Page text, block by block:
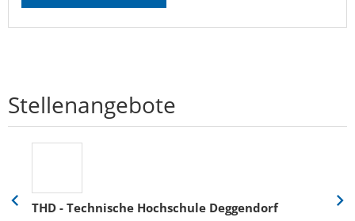
Stellenangebote
THD - Technische Hochschule Deggendorf
Eine
Eine